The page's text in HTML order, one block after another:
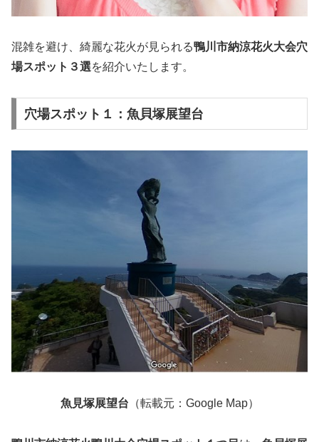
混雑を避け、綺麗な花火が見られる鴨川市納涼花火大会穴
場スポット３選を紹介いたします。
穴場スポット１：魚貝塚展望台
魚見塚展望台 （転載元：Google Map）